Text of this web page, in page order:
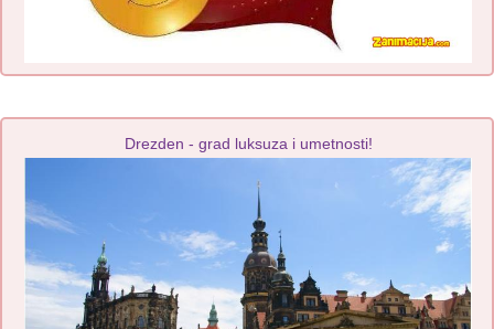
Drezden - grad luksuza i umetnosti!